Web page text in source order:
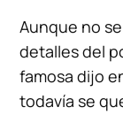
Aunque no
detalles del
famosa dijo
todavía se